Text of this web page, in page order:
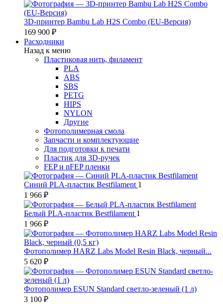
3D-принтер Bambu Lab H2S Combo (EU-Версия)
169 900 ₽
Расходники
Назад к меню
Пластиковая нить, филамент
PLA
ABS
SBS
PETG
HIPS
NYLON
Другие
Фотополимерная смола
Запчасти и комплектующие
Для подготовки к печати
Пластик для 3D-ручек
FEP и nFEP пленки
Синий PLA-пластик Bestfilament 1
1 966 ₽
Белый PLA-пластик Bestfilament 1
1 966 ₽
Фотополимер HARZ Labs Model Resin Black, черный...
5 620 ₽
Фотополимер ESUN Standard светло-зеленый (1 л)
3 100 ₽